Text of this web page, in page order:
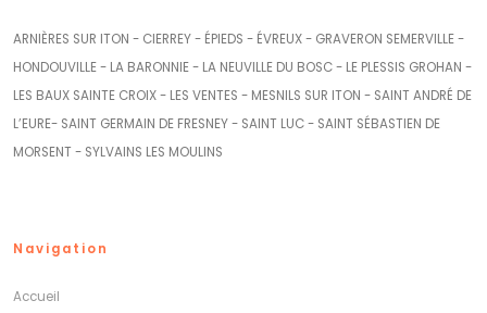
ARNIÈRES SUR ITON - CIERREY - ÉPIEDS - ÉVREUX - GRAVERON SEMERVILLE -
HONDOUVILLE - LA BARONNIE - LA NEUVILLE DU BOSC - LE PLESSIS GROHAN -
LES BAUX SAINTE CROIX - LES VENTES - MESNILS SUR ITON - SAINT ANDRÉ DE
L’EURE- SAINT GERMAIN DE FRESNEY - SAINT LUC - SAINT SÉBASTIEN DE
MORSENT - SYLVAINS LES MOULINS
Navigation
Accueil